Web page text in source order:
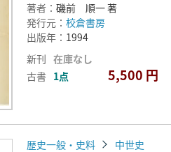
著者： 磯前 順一 著
発行元： 校倉書房
出版年： 1994
新刊 在庫なし
古書 1点 5,500 円
歴史一般・史料 中世史